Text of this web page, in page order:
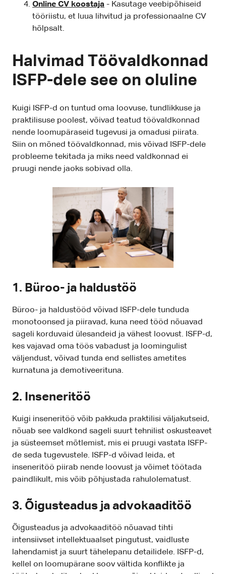
Online CV koostaja - Kasutage veebipõhiseid
tööriistu, et luua lihvitud ja professionaalne CV
hõlpsalt.
Halvimad Töövaldkonnad
ISFP-dele see on oluline
Kuigi ISFP-d on tuntud oma loovuse, tundlikkuse ja
praktilisuse poolest, võivad teatud töövaldkonnad
nende loomupäraseid tugevusi ja omadusi piirata.
Siin on mõned töövaldkonnad, mis võivad ISFP-dele
probleeme tekitada ja miks need valdkonnad ei
pruugi nende jaoks sobivad olla.
1. Büroo- ja haldustöö
Büroo- ja haldustööd võivad ISFP-dele tunduda
monotoonsed ja piiravad, kuna need tööd nõuavad
sageli korduvaid ülesandeid ja vähest loovust. ISFP-d,
kes vajavad oma töös vabadust ja loomingulist
väljendust, võivad tunda end sellistes ametites
kurnatuna ja demotiveerituna.
2. Inseneritöö
Kuigi inseneritöö võib pakkuda praktilisi väljakutseid,
nõuab see valdkond sageli suurt tehnilist oskusteavet
ja süsteemset mõtlemist, mis ei pruugi vastata ISFP-
de seda tugevustele. ISFP-d võivad leida, et
inseneritöö piirab nende loovust ja võimet töötada
paindlikult, mis võib põhjustada rahulolematust.
3. Õigusteadus ja advokaaditöö
Õigusteadus ja advokaaditöö nõuavad tihti
intensiivset intellektuaalset pingutust, vaidluste
lahendamist ja suurt tähelepanu detailidele. ISFP-d,
kellel on loomupärane soov vältida konflikte ja